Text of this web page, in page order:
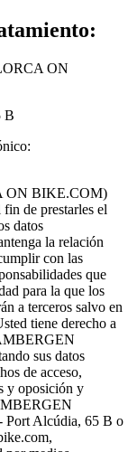
ON
B
ON BIKE.COM)
de prestarles el
datos
la relación
con las
que
para la que los
a terceros salvo en
tiene derecho a
sus datos
de acceso,
y oposición y
Alcúdia, 65 B o